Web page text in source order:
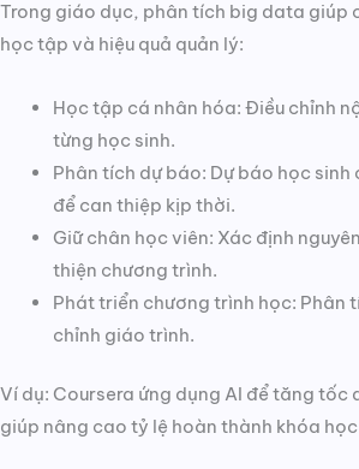
Trong giáo dục, phân tích big data giúp
học tập và hiệu quả quản lý:
Học tập cá nhân hóa: Điều chỉnh
từng học sinh.
Phân tích dự báo: Dự báo học sinh
để can thiệp kịp thời.
Giữ chân học viên: Xác định
thiện chương trình.
Phát triển chương trình học: Phân
chỉnh giáo trình.
Ví dụ: Coursera ứng dụng AI để tăng tốc
giúp nâng cao tỷ lệ hoàn thành khóa học